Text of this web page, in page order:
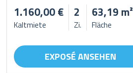
1.160,00 €
Kaltmiete
2
Zi.
63,19 m²
Fläche
EXPOSÉ ANSEHEN